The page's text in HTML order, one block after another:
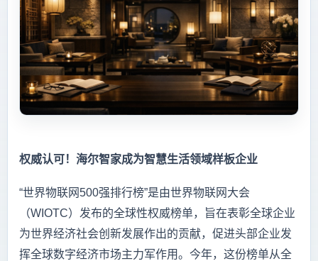
权威认可！海尔智家成为智慧生活领域样板企业
“世界物联网500强排行榜”是由世界物联网大会
（WIOTC）发布的全球性权威榜单，旨在表彰全球企业
为世界经济社会创新发展作出的贡献，促进头部企业发
挥全球数字经济市场主力军作用。今年，这份榜单从全